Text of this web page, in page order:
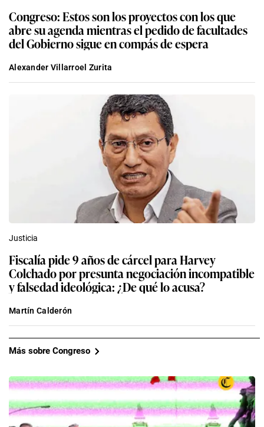
Congreso: Estos son los proyectos con los que
abre su agenda mientras el pedido de facultades
del Gobierno sigue en compás de espera
Alexander Villarroel Zurita
Justicia
Fiscalía pide 9 años de cárcel para Harvey
Colchado por presunta negociación incompatible
y falsedad ideológica: ¿De qué lo acusa?
Martín Calderón
Más sobre Congreso